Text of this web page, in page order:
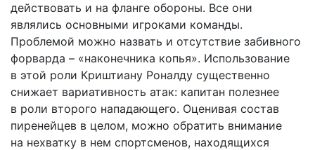
действовать и на фланге обороны. Все они
являлись основными игроками команды.
Проблемой можно назвать и отсутствие забивного
форварда – «наконечника копья». Использование
в этой роли Криштиану Роналду существенно
снижает вариативность атак: капитан полезнее
в роли второго нападающего. Оценивая состав
пиренейцев в целом, можно обратить внимание
на нехватку в нем спортсменов, находящихся